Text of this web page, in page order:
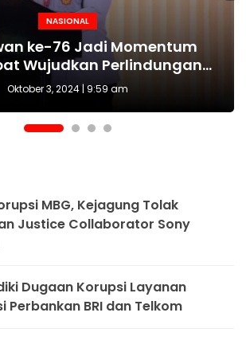
NASIONAL
ke-76 Jadi Momentum
Wujudkan Perlindungan
dan Anak
Oktober 3, 2024 | 9:59 am
NASIONAL
Seleksi Capim KPK Tidak Sah
Harusnya Dilakukan Era
Prabowo
NASIONAL
Jaya Kembali Tangkap 1
Kasus Pembubaran Paksa
Diskusi di Kemang
BERITA
Kades Sejahtera Sigi
korupsi ADD
MBG, Kejagung Tolak
Justice Collaborator Sony
Dugaan Korupsi Layanan
Perbankan BRI dan Telkom